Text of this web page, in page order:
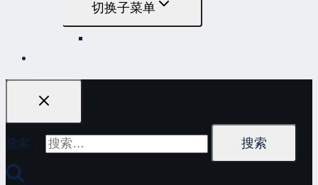
切换子菜单
搜索：